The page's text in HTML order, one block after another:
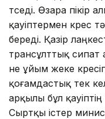
түседі. Өзара пікір
қауіптермен күрес
береді. Қазір
трансұлттық
не ұйым жеке
қоғамдастық тек
арқылы бұл
Сыртқы істер